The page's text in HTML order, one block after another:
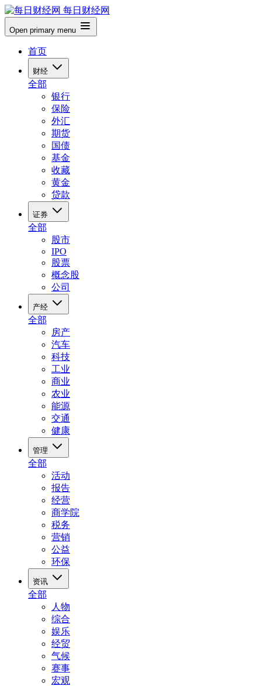
每日财经网
Open primary menu
首页
财经
全部
银行
保险
外汇
期货
国债
基金
收藏
黄金
贷款
证券
全部
股市
IPO
股票
概念股
公司
产经
全部
房产
汽车
科技
工业
商业
农业
能源
交通
健康
管理
全部
活动
报告
经营
商学院
税务
营销
公益
环保
资讯
全部
人物
综合
娱乐
经贸
气候
赛事
宏观